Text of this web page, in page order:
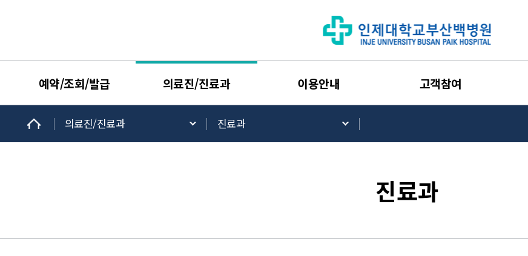
예약/조회/발급 의료진/진료과 이용안내 고객참여
의료진/진료과 진료과
진료과